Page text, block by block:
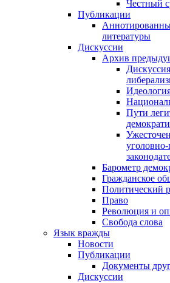
Честный
Публикации
литературы
Дискуссии
Архив
Пути
Барометр
Гражданское
Политический
Право
Революция и
Свобода слова
Язык вражды
Новости
Публикации
Документы
Дискуссии